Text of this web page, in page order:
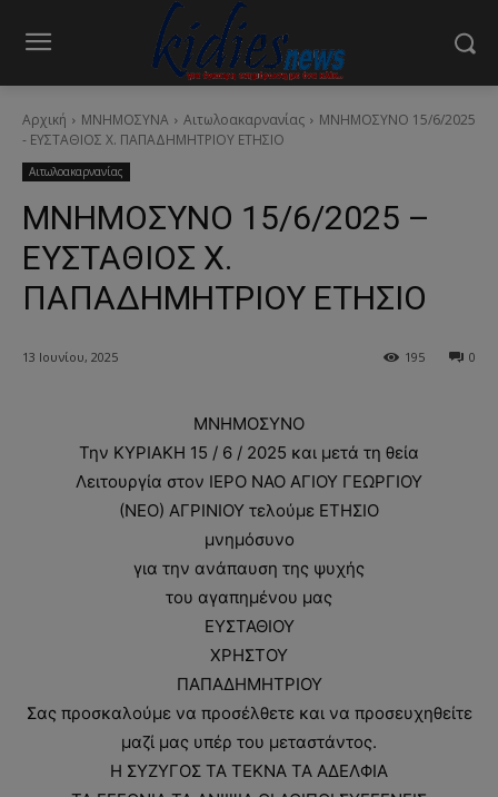
Αρχική ΜΝΗΜΟΣΥΝΑ Αιτωλοακαρνανίας
ΜΝΗΜΟΣΥΝΟ 15/6/2025
- ΕΥΣΤΑΘΙΟΣ Χ. ΠΑΠΑΔΗΜΗΤΡΙΟΥ ΕΤΗΣΙΟ
Αιτωλοακαρνανίας
ΜΝΗΜΟΣΥΝΟ 15/6/2025 –
ΕΥΣΤΑΘΙΟΣ Χ.
ΠΑΠΑΔΗΜΗΤΡΙΟΥ ΕΤΗΣΙΟ
13 Ιουνίου, 2025 0
195
ΜΝΗΜΟΣΥΝΟ
Την ΚΥΡΙΑΚΗ 15 / 6 / 2025 και μετά τη θεία
Λειτουργία στον ΙΕΡΟ ΝΑΟ AΓΙΟΥ ΓΕΩΡΓΙΟΥ
(ΝΕΟ) ΑΓΡΙΝΙΟΥ τελούμε ΕΤΗΣΙΟ
μνημόσυνο
για την ανάπαυση της ψυχής
του αγαπημένου μας
ΕΥΣΤΑΘΙΟΥ
ΧΡΗΣΤΟΥ
ΠΑΠΑΔΗΜΗΤΡΙΟΥ
Σας προσκαλούμε να προσέλθετε και να προσευχηθείτε
μαζί μας υπέρ του μεταστάντος.
Η ΣΥΖΥΓΟΣ ΤΑ ΤΕΚΝΑ ΤΑ ΑΔΕΛΦΙΑ